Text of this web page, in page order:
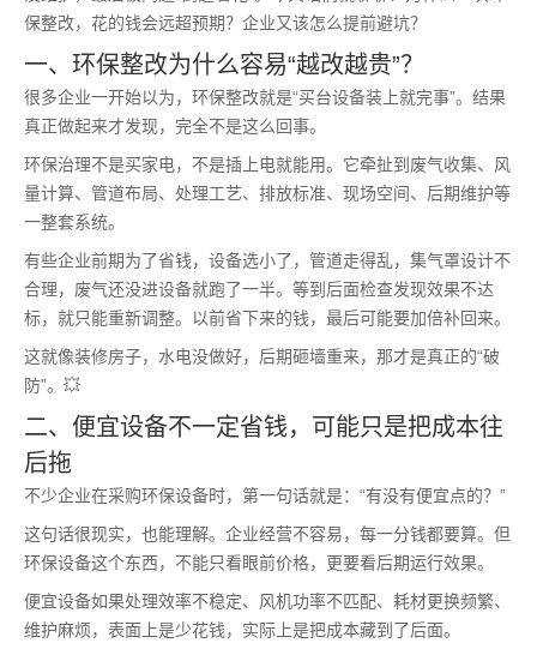
保整改，花的钱会远超预期？企业又该怎么提前避坑？
一、环保整改为什么容易“越改越贵”？
很多企业一开始以为，环保整改就是“买台设备装上就完事”。结果
真正做起来才发现，完全不是这么回事。
环保治理不是买家电，不是插上电就能用。它牵扯到废气收集、风
量计算、管道布局、处理工艺、排放标准、现场空间、后期维护等
一整套系统。
有些企业前期为了省钱，设备选小了，管道走得乱，集气罩设计不
合理，废气还没进设备就跑了一半。等到后面检查发现效果不达
标，就只能重新调整。以前省下来的钱，最后可能要加倍补回来。
这就像装修房子，水电没做好，后期砸墙重来，那才是真正的“破
防”。💥
二、便宜设备不一定省钱，可能只是把成本往
后拖
不少企业在采购环保设备时，第一句话就是：“有没有便宜点的？”
这句话很现实，也能理解。企业经营不容易，每一分钱都要算。但
环保设备这个东西，不能只看眼前价格，更要看后期运行效果。
便宜设备如果处理效率不稳定、风机功率不匹配、耗材更换频繁、
维护麻烦，表面上是少花钱，实际上是把成本藏到了后面。